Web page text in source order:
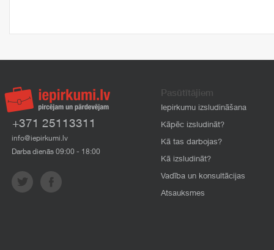
+371 25113311
info@iepirkumi.lv
Darba dienās 09:00 - 18:00
Pasūtītājiem
Iepirkumu izsludināšana
Kāpēc izsludināt?
Kā tas darbojas?
Kā izsludināt?
Vadība un konsultācijas
Atsauksmes